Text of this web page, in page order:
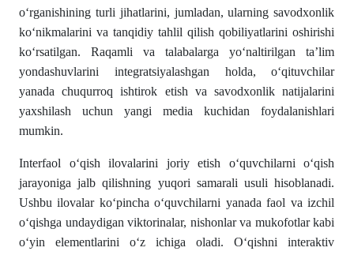
oʻrganishining turli jihatlarini, jumladan, ularning savodxonlik
koʻnikmalarini va tanqidiy tahlil qilish qobiliyatlarini oshirishi
koʻrsatilgan. Raqamli va talabalarga yoʻnaltirilgan ta’lim
yondashuvlarini integratsiyalashgan holda, oʻqituvchilar
yanada chuqurroq ishtirok etish va savodxonlik natijalarini
yaxshilash uchun yangi media kuchidan foydalanishlari
mumkin.
Interfaol oʻqish ilovalarini joriy etish oʻquvchilarni oʻqish
jarayoniga jalb qilishning yuqori samarali usuli hisoblanadi.
Ushbu ilovalar koʻpincha oʻquvchilarni yanada faol va izchil
oʻqishga undaydigan viktorinalar, nishonlar va mukofotlar kabi
oʻyin elementlarini oʻz ichiga oladi. Oʻqishni interaktiv